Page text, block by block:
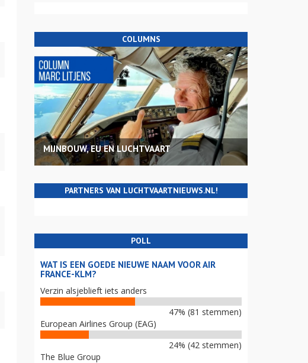
COLUMNS
MIJNBOUW, EU EN LUCHTVAART
PARTNERS VAN LUCHTVAARTNIEUWS.NL!
POLL
WAT IS EEN GOEDE NIEUWE NAAM VOOR AIR
FRANCE-KLM?
Verzin alsjeblieft iets anders
47% (81 stemmen)
European Airlines Group (EAG)
24% (42 stemmen)
The Blue Group